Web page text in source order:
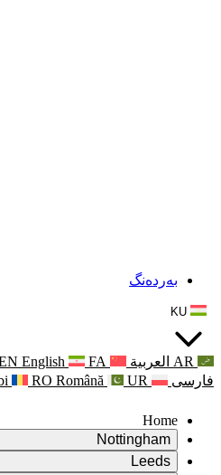
ZH-HANT 繁體中文
EN
PL Polski PA Punjabi اردو